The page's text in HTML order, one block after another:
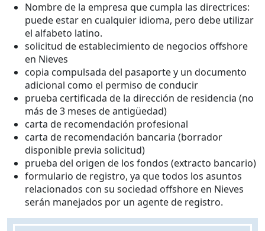
Nombre de la empresa que cumpla las directrices:
puede estar en cualquier idioma, pero debe utilizar
el alfabeto latino.
solicitud de establecimiento de negocios offshore
en Nieves
copia compulsada del pasaporte y un documento
adicional como el permiso de conducir
prueba certificada de la dirección de residencia (no
más de 3 meses de antigüedad)
carta de recomendación profesional
carta de recomendación bancaria (borrador
disponible previa solicitud)
prueba del origen de los fondos (extracto bancario)
formulario de registro, ya que todos los asuntos
relacionados con su sociedad offshore en Nieves
serán manejados por un agente de registro.